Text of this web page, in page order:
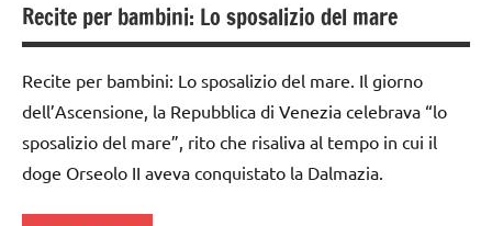
LINGUAGGIO
/
animali
ARGOMENTI
PER ETA'
classe
4a
classe
5a
/
scienze
Recite per bambini: Lo sposalizio del mare
Recite per bambini: Lo sposalizio del mare. Il giorno
dell’Ascensione, la Repubblica di Venezia celebrava “lo
sposalizio del mare”, rito che risaliva al tempo in cui il
doge Orseolo II aveva conquistato la Dalmazia.